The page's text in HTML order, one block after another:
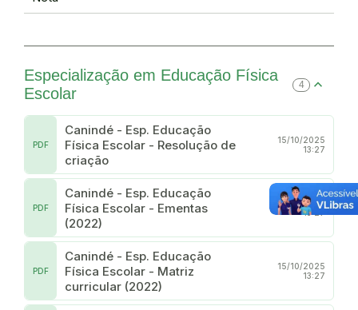
Especialização em Educação Física
Escolar
4
Canindé - Esp. Educação
Física Escolar - Resolução de
criação
PDF
15/10/2025
13:27
Canindé - Esp. Educação
Física Escolar - Ementas
(2022)
PDF
15/10/2025
13:27
Canindé - Esp. Educação
Física Escolar - Matriz
curricular (2022)
PDF
15/10/2025
13:27